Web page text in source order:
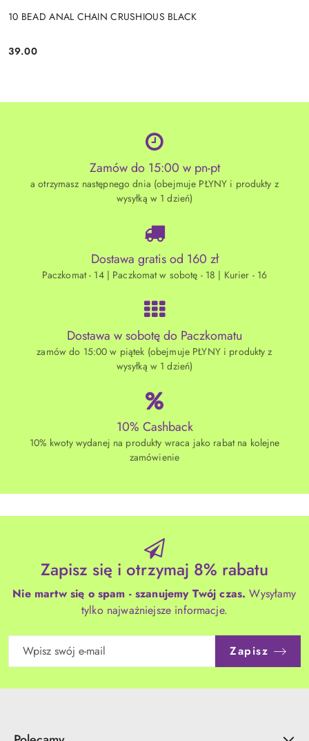
10 BEAD ANAL CHAIN CRUSHIOUS BLACK
Cena:
39.00
Zamów do 15:00 w pn-pt
a otrzymasz następnego dnia (obejmuje PŁYNY i produkty z
wysyłką w 1 dzień)
Dostawa gratis od 160 zł
Paczkomat - 14 | Paczkomat w sobotę - 18 | Kurier - 16
Dostawa w sobotę do Paczkomatu
zamów do 15:00 w piątek (obejmuje PŁYNY i produkty z
wysyłką w 1 dzień)
10% Cashback
10% kwoty wydanej na produkty wraca jako rabat na kolejne
zamówienie
Zapisz się i otrzymaj 8% rabatu
Nie martw się o spam - szanujemy Twój czas. Wysyłamy
tylko najważniejsze informacje.
Zapisz